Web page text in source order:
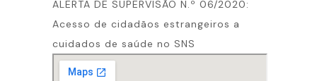
ALERTA DE SUPERVISÃO N.º 06/2020:
Acesso de cidadãos estrangeiros a
cuidados de saúde no SNS